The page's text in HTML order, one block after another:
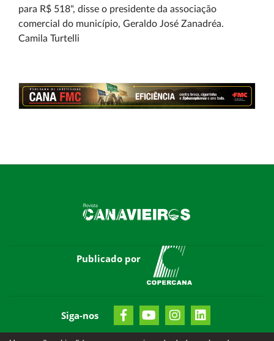
para R$ 518", disse o presidente da associação
comercial do município, Geraldo José Zanadréa.
Camila Turtelli
Publicado por
Siga-nos